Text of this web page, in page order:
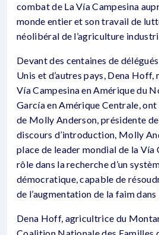
combat de La Vía Campesina
monde entier et son travail de
néolibéral de l’agriculture
Devant des centaines de
Unis et d’autres pays, Dena Hoff,
Vía Campesina en Amérique du
García en Amérique Centrale, ont
de Molly Anderson, présidente de
discours d’introduction, Molly
place de leader mondial de la Vía
rôle dans la recherche d’un
démocratique, capable de
de l’augmentation de la faim dans
Dena Hoff, agricultrice du